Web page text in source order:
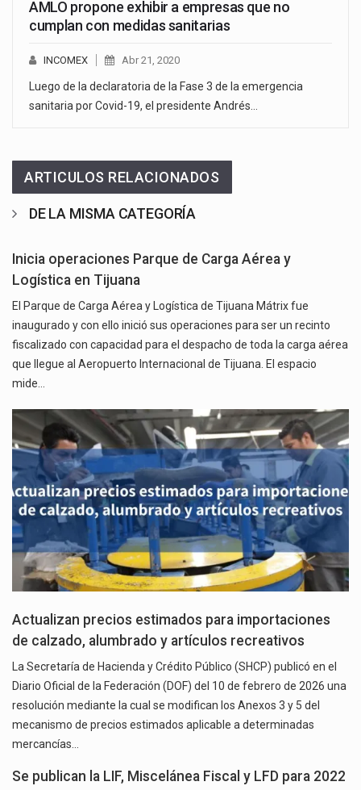
AMLO propone exhibir a empresas que no
cumplan con medidas sanitarias
INCOMEX Abr 21, 2020
Luego de la declaratoria de la Fase 3 de la emergencia
sanitaria por Covid-19, el presidente Andrés…
ARTICULOS RELACIONADOS
DE LA MISMA CATEGORÍA
Inicia operaciones Parque de Carga Aérea y
Logística en Tijuana
El Parque de Carga Aérea y Logística de Tijuana Mátrix fue
inaugurado y con ello inició sus operaciones para ser un recinto
fiscalizado con capacidad para el despacho de toda la carga aérea
que llegue al Aeropuerto Internacional de Tijuana. El espacio
mide…
Actualizan precios estimados para importaciones
de calzado, alumbrado y artículos recreativos
La Secretaría de Hacienda y Crédito Público (SHCP) publicó en el
Diario Oficial de la Federación (DOF) del 10 de febrero de 2026 una
resolución mediante la cual se modifican los Anexos 3 y 5 del
mecanismo de precios estimados aplicable a determinadas
mercancías…
Se publican la LIF, Miscelánea Fiscal y LFD para 2022